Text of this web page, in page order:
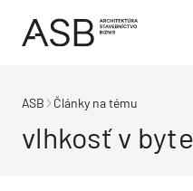
ASB Články na tému
vlhkosť v byte